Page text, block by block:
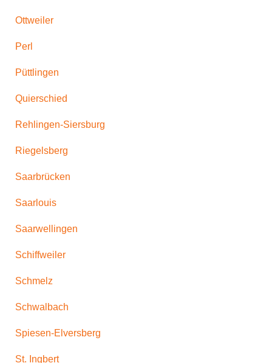
Ottweiler
Perl
Püttlingen
Quierschied
Rehlingen-Siersburg
Riegelsberg
Saarbrücken
Saarlouis
Saarwellingen
Schiffweiler
Schmelz
Schwalbach
Spiesen-Elversberg
St. Ingbert